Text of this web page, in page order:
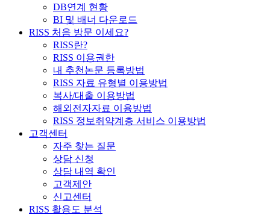
DB연계 현황
BI 및 배너 다운로드
RISS 처음 방문 이세요?
RISS란?
RISS 이용권한
내 추천논문 등록방법
RISS 자료 유형별 이용방법
복사/대출 이용방법
해외전자자료 이용방법
RISS 정보취약계층 서비스 이용방법
고객센터
자주 찾는 질문
상담 신청
상담 내역 확인
고객제안
신고센터
RISS 활용도 분석